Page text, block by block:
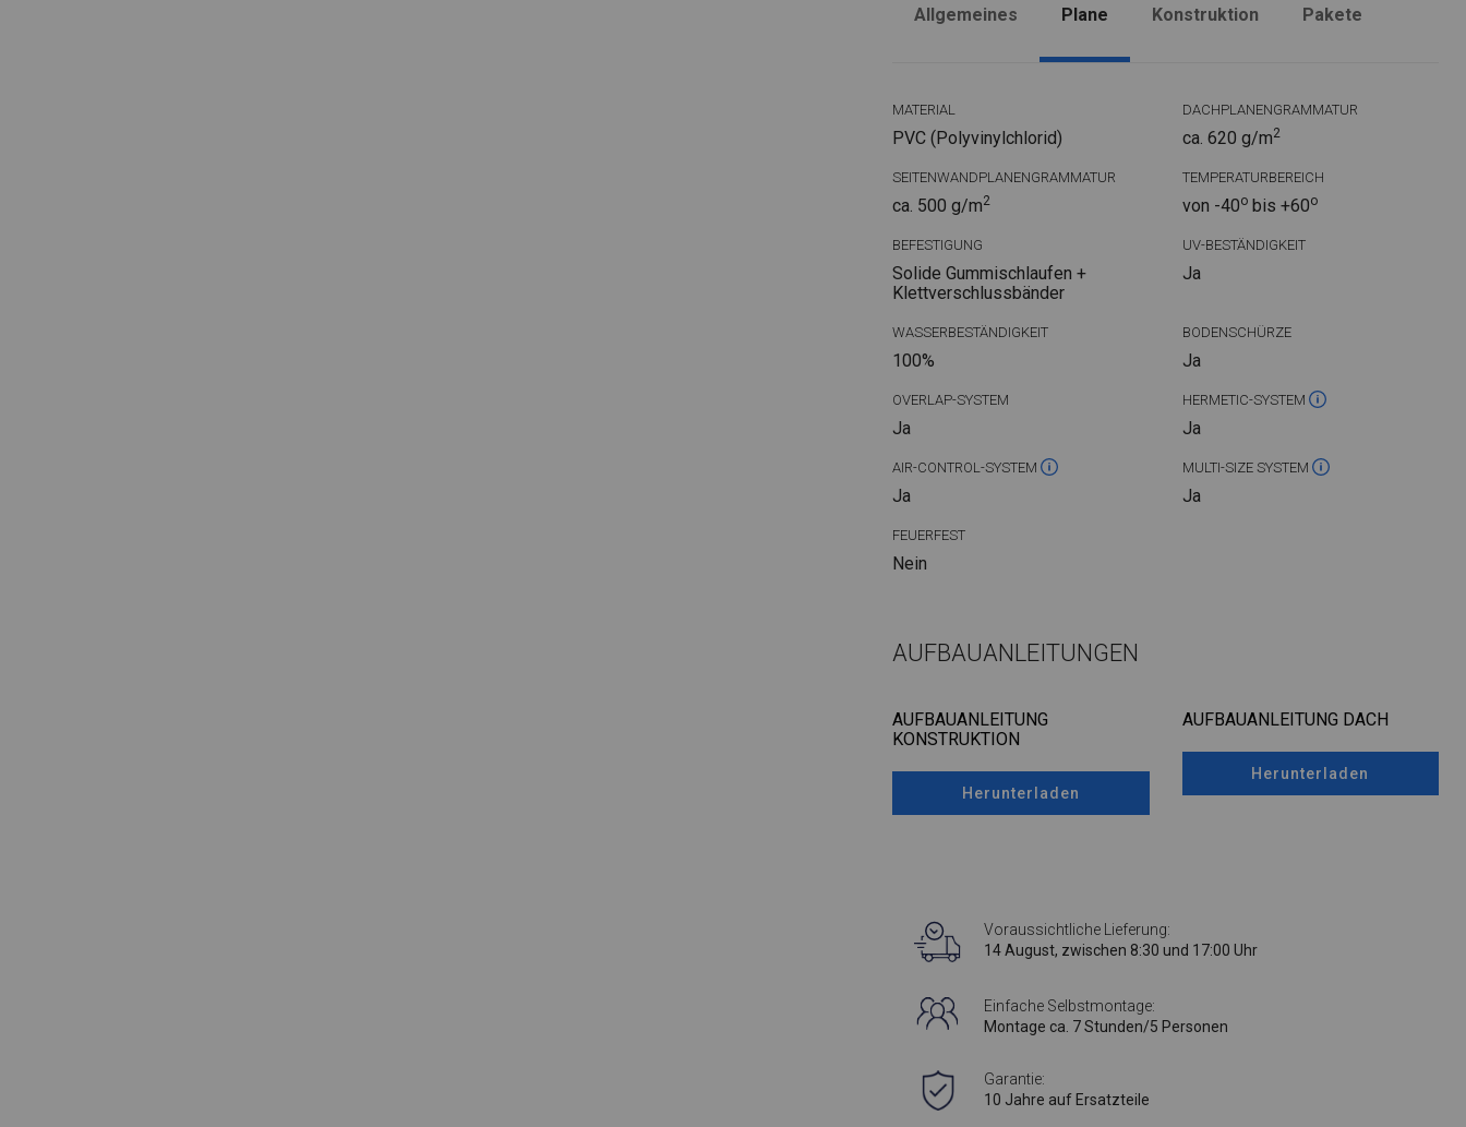
Allgemeines Plane Konstruktion Pakete
MATERIAL
PVC (Polyvinylchlorid)
DACHPLANENGRAMMATUR
ca. 620 g/m2
SEITENWANDPLANENGRAMMATUR
ca. 500 g/m2
TEMPERATURBEREICH
von -40obis +60o
BEFESTIGUNG
Solide Gummischlaufen +
Klettverschlussbänder
UV-BESTÄNDIGKEIT
Ja
WASSERBESTÄNDIGKEIT
100%
BODENSCHÜRZE
Ja
OVERLAP-SYSTEM
Ja
HERMETIC-SYSTEM
Ja
AIR-CONTROL-SYSTEM
Ja
MULTI-SIZE SYSTEM
Ja
FEUERFEST
Nein
AUFBAUANLEITUNGEN
AUFBAUANLEITUNG
KONSTRUKTION
Herunterladen
AUFBAUANLEITUNG DACH
Herunterladen
Voraussichtliche Lieferung:
14 August, zwischen 8:30 und 17:00 Uhr
Einfache Selbstmontage:
Montage ca. 7 Stunden/5 Personen
Garantie:
10 Jahre auf Ersatzteile